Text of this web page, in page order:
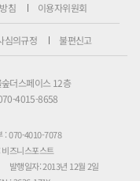
침 이용자위원회
심의규정 불편신고
더스페이스 12층
4015-8658
: 070-4010-7078
즈니스포스트
발행일자: 2013년 12월 2일